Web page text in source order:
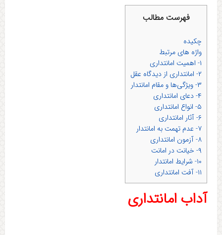
فهرست مطالب
چکیده
واژه های مرتبط
۱- اهمیت امانتداری
۲- امانتداری از دیدگاه عقل
۳- ویژگی‌ها و مقام امانتدار
۴- دعای امانتداری
۵- انواع امانتداری
۶- آثار امانتداری
۷- عدم تهمت به امانتدار
۸- آزمون امانتداری
۹- خیانت در امانت
۱۰- شرایط امانتدار
۱۱- آفت امانتداری
آداب امانتداری